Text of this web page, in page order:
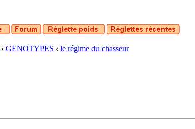
‹ GENOTYPES ‹ le régime du chasseur